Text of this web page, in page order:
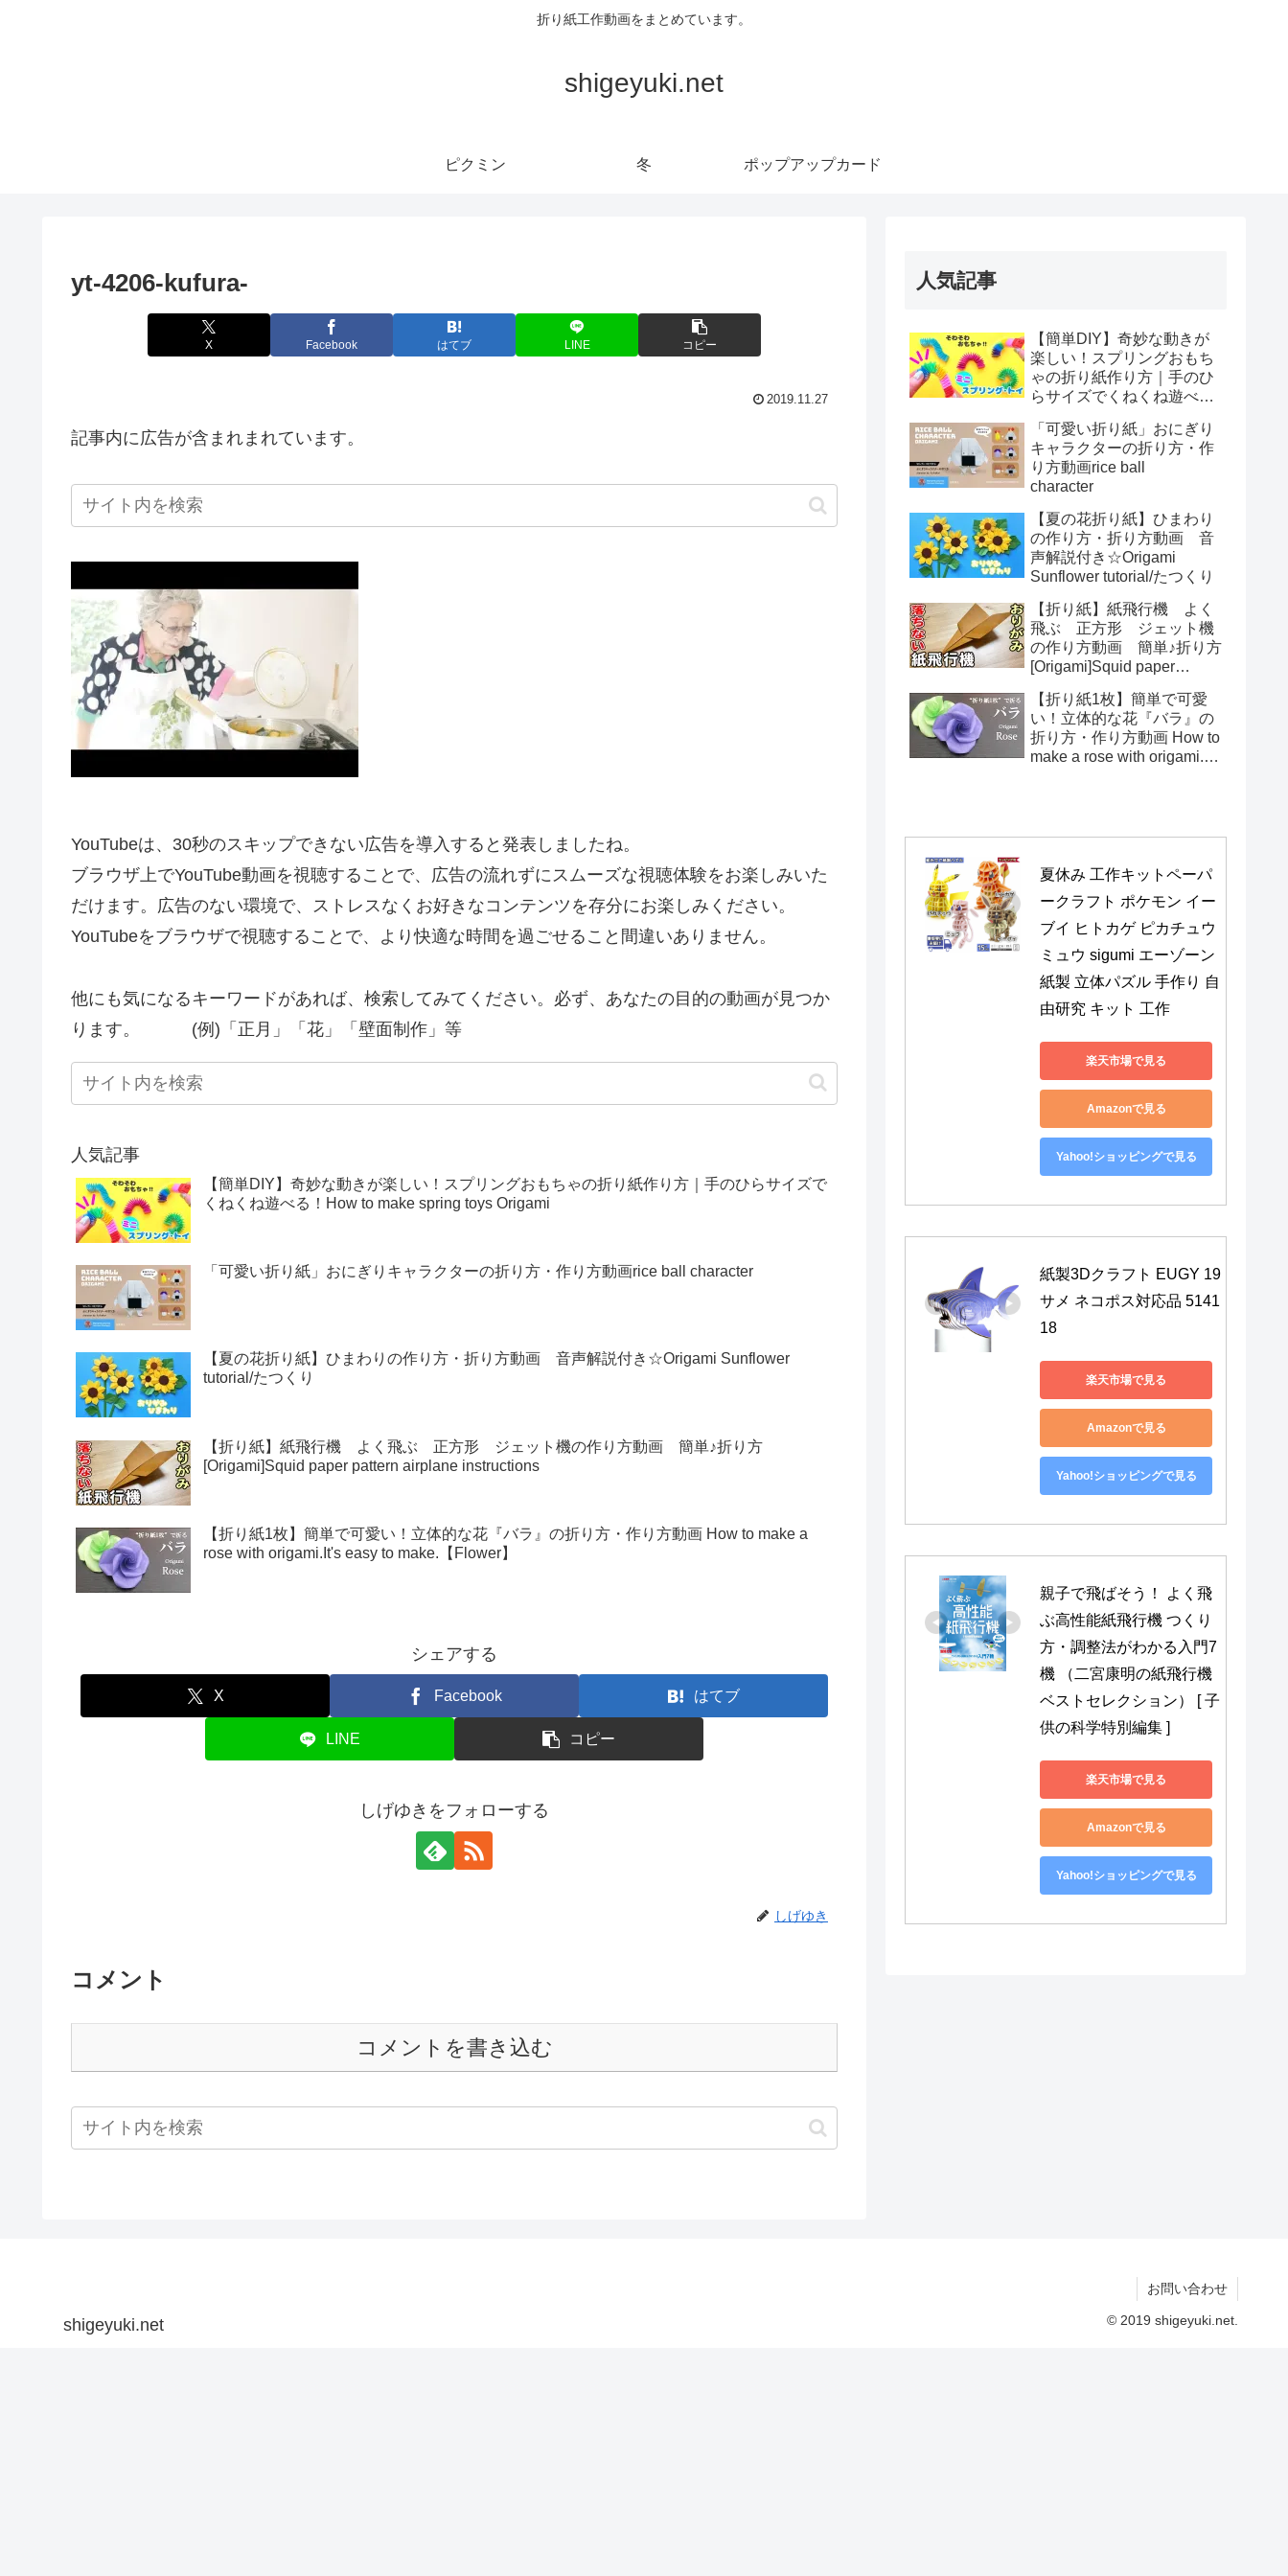
折り紙工作動画をまとめています。
shigeyuki.net
ピクミン 冬 ポップアップカード
yt-4206-kufura-
X Facebook はてブ LINE コピー
2019.11.27
記事内に広告が含まれまれています。
YouTubeは、30秒のスキップできない広告を導入すると発表しましたね。
ブラウザ上でYouTube動画を視聴することで、広告の流れずにスムーズな視聴体験をお楽しみいた
だけます。広告のない環境で、ストレスなくお好きなコンテンツを存分にお楽しみください。
YouTubeをブラウザで視聴することで、より快適な時間を過ごせること間違いありません。
他にも気になるキーワードがあれば、検索してみてください。必ず、あなたの目的の動画が見つか
ります。 (例)「正月」「花」「壁面制作」等
人気記事
【簡単DIY】奇妙な動きが楽しい！スプリングおもちゃの折り紙作り方｜手のひらサイズで
くねくね遊べる！How to make spring toys Origami
「可愛い折り紙」おにぎりキャラクターの折り方・作り方動画rice ball character
【夏の花折り紙】ひまわりの作り方・折り方動画 音声解説付き☆Origami Sunflower
tutorial/たつくり
【折り紙】紙飛行機 よく飛ぶ 正方形 ジェット機の作り方動画 簡単♪折り方
[Origami]Squid paper pattern airplane instructions
【折り紙1枚】簡単で可愛い！立体的な花『バラ』の折り方・作り方動画 How to make a
rose with origami.It's easy to make.【Flower】
シェアする
X Facebook はてブ
LINE コピー
しげゆきをフォローする
しげゆき
コメント
コメントを書き込む
人気記事
【簡単DIY】奇妙な動きが
楽しい！スプリングおもち
ゃの折り紙作り方｜手のひ
らサイズでくねくね遊べ
toys Origami
「可愛い折り紙」おにぎり
キャラクターの折り方・作
り方動画rice ball
character
【夏の花折り紙】ひまわり
の作り方・折り方動画 音
声解説付き☆Origami
Sunflower tutorial/たつくり
【折り紙】紙飛行機 よく
飛ぶ 正方形 ジェット機
の作り方動画 簡単♪折り方
[Origami]Squid paper
【折り紙1枚】簡単で可愛
い！立体的な花『バラ』の
折り方・作り方動画 How to
make a rose with origami.It's
夏休み 工作キットペーパ
ークラフト ポケモン イー
ブイ ヒトカゲ ピカチュウ
ミュウ sigumi エーゾーン
紙製 立体パズル 手作り 自
由研究 キット 工作
楽天市場で見る
Amazonで見る
Yahoo!ショッピングで見る
紙製3Dクラフト EUGY 19
サメ ネコポス対応品 5141
18
楽天市場で見る
Amazonで見る
Yahoo!ショッピングで見る
親子で飛ばそう！ よく飛
ぶ高性能紙飛行機 つくり
方・調整法がわかる入門7
機 （二宮康明の紙飛行機
ベストセレクション） [ 子
供の科学特別編集 ]
楽天市場で見る
Amazonで見る
Yahoo!ショッピングで見る
shigeyuki.net
お問い合わせ
© 2019 shigeyuki.net.